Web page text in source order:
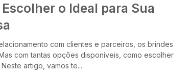
o Ideal para Sua
com clientes e parceiros, os brindes
com tantas opções disponíveis, como escolher
artigo, vamos te...